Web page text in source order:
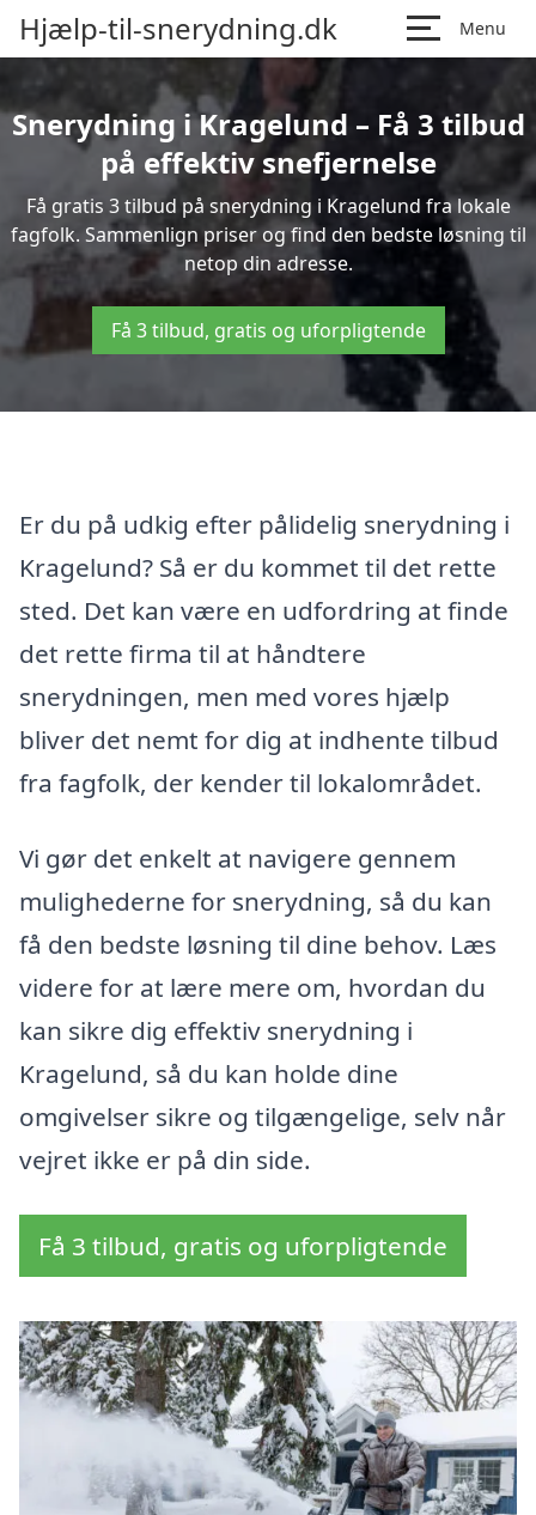
Hjælp-til-snerydning.dk Menu
Snerydning i Kragelund – Få 3 tilbud
på effektiv snefjernelse
Få gratis 3 tilbud på snerydning i Kragelund fra lokale
fagfolk. Sammenlign priser og find den bedste løsning til
netop din adresse.
Få 3 tilbud, gratis og uforpligtende
Er du på udkig efter pålidelig snerydning i
Kragelund? Så er du kommet til det rette
sted. Det kan være en udfordring at finde
det rette firma til at håndtere
snerydningen, men med vores hjælp
bliver det nemt for dig at indhente tilbud
fra fagfolk, der kender til lokalområdet.
Vi gør det enkelt at navigere gennem
mulighederne for snerydning, så du kan
få den bedste løsning til dine behov. Læs
videre for at lære mere om, hvordan du
kan sikre dig effektiv snerydning i
Kragelund, så du kan holde dine
omgivelser sikre og tilgængelige, selv når
vejret ikke er på din side.
Få 3 tilbud, gratis og uforpligtende